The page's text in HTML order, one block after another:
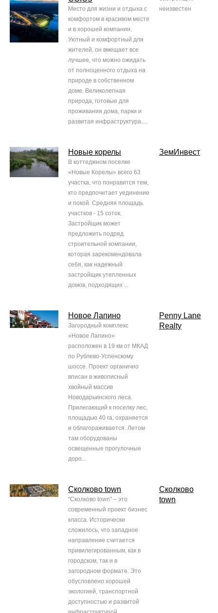
Место для жизни и отдыха с
комфортом в красивом месте
и в хорошей компании.
Уютный и комфортный для
жителей, он вмещает все
лучшее, что можно ожидать
от полноценного отдыха на
природе в собственном
доме. Великолепная
природа, готовые для
проживания дома, парки и
развитая инфраструктура....
неизвестен
Новые корелы
В коттеджном поселке
«Новые Корелы» всего 63
участка, что понравится тем,
кто предпочитает уединение
и покой. Средняя площадь
участков - 15 соток.
Застройщик может
предложить подряд
строительной компании,
которая зарекомендовала
себя, как надежный
застройщик утепленных
домов, подходящих ...
ЗемИнвест
Новое Лапино
Загородный комплекс
«Новое Лапино»
расположен в 19 км от МКАД
по Рублево-Успенскому
шоссе. Проект органично
вписан в живописный
хвойный массив
Новодарьинского леса.
Прилегающий к поселку лес,
площадью 40 га, охраняется
и облагораживается. Летом
там оборудованы
освещенные прогулочные
доро...
Penny Lane
Realty
Сколково town
"Сколково town" – это
современный проект бизнес
класса. Исторически
сложилось, что западное
направление считается
привилегированным, как в
городском, так и в
загородном формате. Это
обусловлено хорошей
экологией, транспортной
доступностью и развитой
Сколково
town